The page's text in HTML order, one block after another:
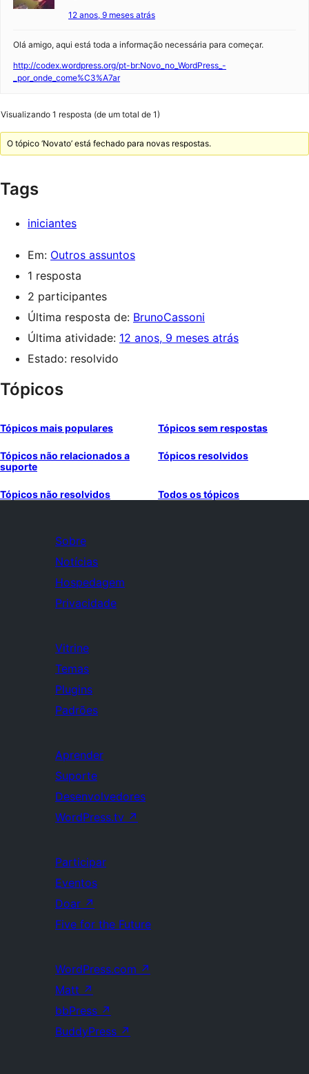
12 anos, 9 meses atrás
Olá amigo, aqui está toda a informação necessária para começar.
http://codex.wordpress.org/pt-br:Novo_no_WordPress_-
_por_onde_come%C3%A7ar
Visualizando 1 resposta (de um total de 1)
O tópico ‘Novato’ está fechado para novas respostas.
Tags
iniciantes
Em: Outros assuntos
1 resposta
2 participantes
Última resposta de: BrunoCassoni
Última atividade: 12 anos, 9 meses atrás
Estado: resolvido
Tópicos
Tópicos mais populares Tópicos sem respostas
Tópicos não relacionados a
suporte
Tópicos resolvidos
Tópicos não resolvidos Todos os tópicos
Sobre
Notícias
Hospedagem
Privacidade
Vitrine
Temas
Plugins
Padrões
Aprender
Suporte
Desenvolvedores
WordPress.tv ↗
Participar
Eventos
Doar ↗
Five for the Future
WordPress.com ↗
Matt ↗
bbPress ↗
BuddyPress ↗